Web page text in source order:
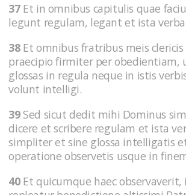
37Et in omnibus capitulis quae
legunt regulam, legant et ista
38Et omnibus fratribus meis clericis
praecipio firmiter per
glossas in regula neque in istis
volunt intelligi.
39Sed sicut dedit mihi Dominus
dicere et scribere regulam et ista
simpliter et sine glossa intelligatis
operatione observetis usque in
40Et quicumque haec observaverit,